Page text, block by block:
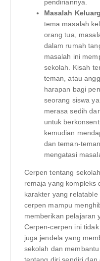
pendiriannya.
Masalah
tema masalah
orang tua,
dalam rumah
masalah ini
sekolah. Kisah
teman, atau
harapan bagi
seorang siswa
merasa sedih
untuk
kemudian
dan teman-
mengatasi
Cerpen tentang
remaja yang kompleks
karakter yang
cerpen mampu
memberikan pelajaran
Cerpen-cerpen ini
juga jendela yang
sekolah dan
tentang diri sendiri dan